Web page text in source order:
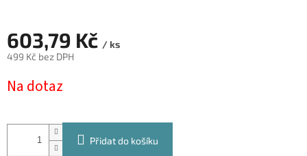
603,79 Kč / ks
499 Kč bez DPH
cena:
Na dotaz
Přidat do košíku